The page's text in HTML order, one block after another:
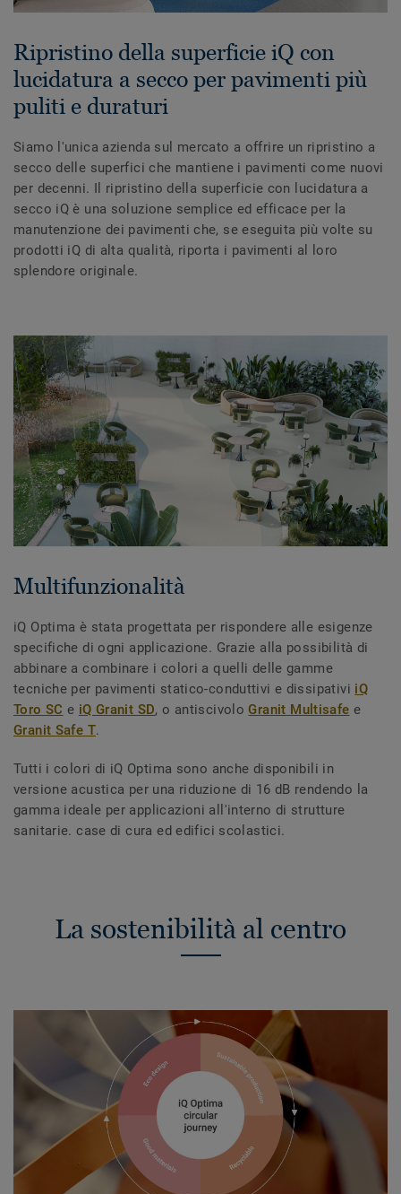
Ripristino della superficie iQ con
lucidatura a secco per pavimenti più
puliti e duraturi
Siamo l'unica azienda sul mercato a offrire un ripristino a
secco delle superfici che mantiene i pavimenti come nuovi
per decenni. Il ripristino della superficie con lucidatura a
secco iQ è una soluzione semplice ed efficace per la
manutenzione dei pavimenti che, se eseguita più volte su
prodotti iQ di alta qualità, riporta i pavimenti al loro
splendore originale.
Multifunzionalità
iQ Optima è stata progettata per rispondere alle esigenze
specifiche di ogni applicazione. Grazie alla possibilità di
abbinare a combinare i colori a quelli delle gamme
tecniche per pavimenti statico-conduttivi e dissipativi iQ
Toro SC e iQ Granit SD, o antiscivoloGranit Multisafe e
Granit Safe T.
Tutti i colori di iQ Optima sono anche disponibili in
versione acustica per una riduzione di 16 dB rendendo la
gamma ideale per applicazioni all'interno di strutture
sanitarie. case di cura ed edifici scolastici.​
La sostenibilità al centro